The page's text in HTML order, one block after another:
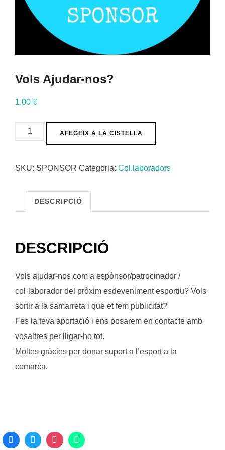
Vols Ajudar-nos?
1,00 €
quantitat
de
Ajudar-
AFEGEIX A LA CISTELLA
SKU: SPONSOR Categoria: Col.laboradors
DESCRIPCIÓ
DESCRIPCIÓ
Vols ajudar-nos com a espònsor/patrocinador /
col·laborador del pròxim esdeveniment esportiu? Vols
sortir a la samarreta i que et fem publicitat?
Fes la teva aportació i ens posarem en contacte amb
vosaltres per lligar-ho tot.
Moltes gràcies per donar suport a l’esport a la
comarca.